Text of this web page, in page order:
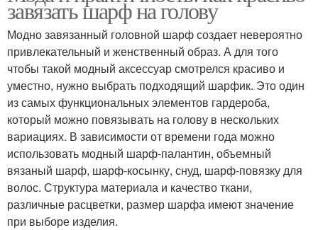
завязать шарф на голову
Модно завязанный головной шарф создает невероятно
привлекательный и женственный образ. А для того
чтобы такой модный аксессуар смотрелся красиво и
уместно, нужно выбрать подходящий шарфик. Это один
из самых функциональных элементов гардероба,
который можно повязывать на голову в нескольких
вариациях. В зависимости от времени года можно
использовать модный шарф-палантин, объемный
вязаный шарф, шарф-косынку, снуд, шарф-повязку для
волос. Структура материала и качество ткани,
различные расцветки, размер шарфа имеют значение
при выборе изделия.